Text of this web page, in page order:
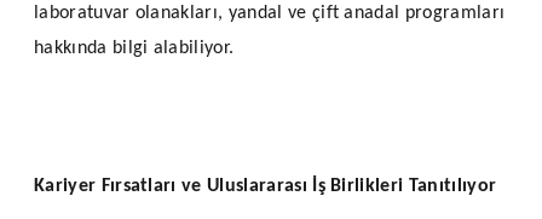
laboratuvar olanakları, yandal ve çift anadal programları
hakkında bilgi alabiliyor.
Kariyer Fırsatları ve Uluslararası İş Birlikleri Tanıtılıyor